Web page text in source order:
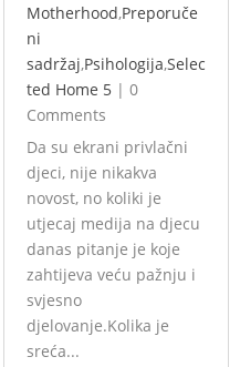
Motherhood,Preporuče
ni
sadržaj,Psihologija,Selec
ted Home 5 | 0
Comments
Da su ekrani privlačni
djeci, nije nikakva
novost, no koliki je
utjecaj medija na djecu
danas pitanje je koje
zahtijeva veću pažnju i
svjesno
djelovanje.Kolika je
sreća...